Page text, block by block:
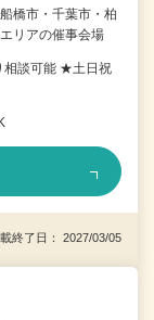
橋市・千葉市・柏
リアの催事会場
談可能 ★土日祝
終了日： 2027/03/05